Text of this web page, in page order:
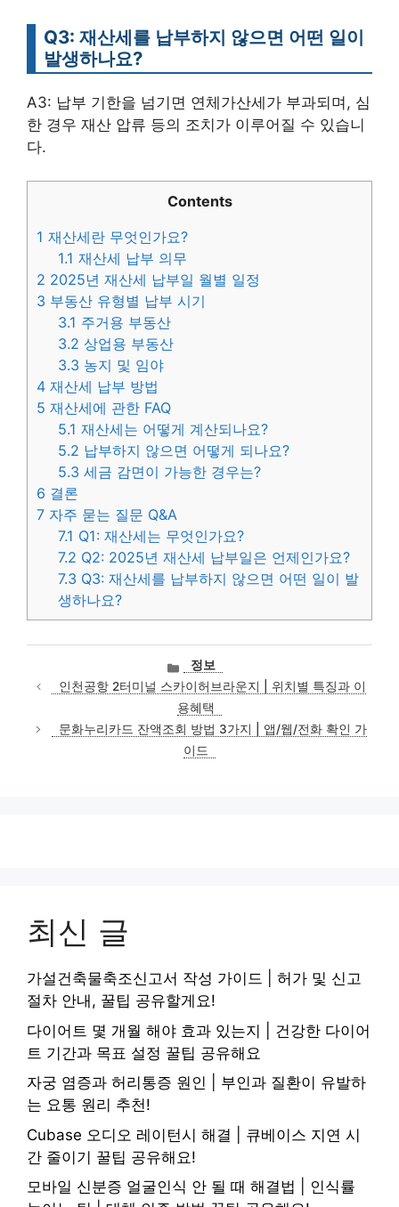
Q3: 재산세를 납부하지 않으면 어떤 일이
발생하나요?
A3: 납부 기한을 넘기면 연체가산세가 부과되며, 심
한 경우 재산 압류 등의 조치가 이루어질 수 있습니
다.
Contents
1 재산세란 무엇인가요?
1.1 재산세 납부 의무
2 2025년 재산세 납부일 월별 일정
3 부동산 유형별 납부 시기
3.1 주거용 부동산
3.2 상업용 부동산
3.3 농지 및 임야
4 재산세 납부 방법
5 재산세에 관한 FAQ
5.1 재산세는 어떻게 계산되나요?
5.2 납부하지 않으면 어떻게 되나요?
5.3 세금 감면이 가능한 경우는?
6 결론
7 자주 묻는 질문 Q&A
7.1 Q1: 재산세는 무엇인가요?
7.2 Q2: 2025년 재산세 납부일은 언제인가요?
7.3 Q3: 재산세를 납부하지 않으면 어떤 일이 발
생하나요?
카
테
고
리
정보
인천공항 2터미널 스카이허브라운지 | 위치별 특징과 이
용혜택
문화누리카드 잔액조회 방법 3가지 | 앱/웹/전화 확인 가
이드
최신 글
가설건축물축조신고서 작성 가이드 | 허가 및 신고
절차 안내, 꿀팁 공유할게요!
다이어트 몇 개월 해야 효과 있는지 | 건강한 다이어
트 기간과 목표 설정 꿀팁 공유해요
자궁 염증과 허리통증 원인 | 부인과 질환이 유발하
는 요통 원리 추천!
Cubase 오디오 레이턴시 해결 | 큐베이스 지연 시
간 줄이기 꿀팁 공유해요!
모바일 신분증 얼굴인식 안 될 때 해결법 | 인식률